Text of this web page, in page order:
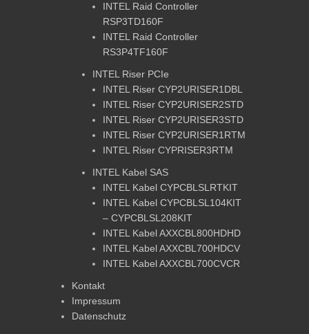
INTEL Raid Controller
RSP3TD160F
INTEL Raid Controller
RS3P4TF160F
INTEL Riser PCIe
INTEL Riser CYP2URISER1DBL
INTEL Riser CYP2URISER2STD
INTEL Riser CYP2URISER3STD
INTEL Riser CYP2URISER1RTM
INTEL Riser CYPRISER3RTM
INTEL Kabel SAS
INTEL Kabel CYPCBLSLRTKIT
INTEL Kabel CYPCBLSL104KIT
– CYPCBLSL208KIT
INTEL Kabel AXXCBL800HDHD
INTEL Kabel AXXCBL700HDCV
INTEL Kabel AXXCBL700CVCR
Kontakt
Impressum
Datenschutz